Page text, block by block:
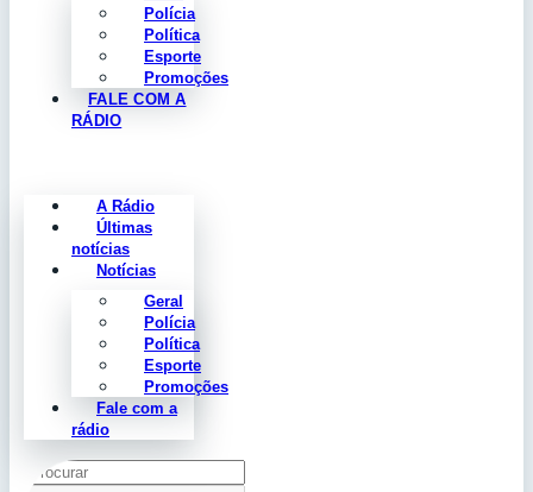
Polícia
Política
Esporte
Promoções
FALE COM A
RÁDIO
A Rádio
Últimas
notícias
Notícias
Geral
Polícia
Política
Esporte
Promoções
Fale com a
rádio